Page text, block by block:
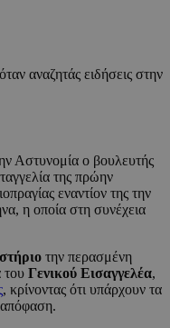
αναζητάς ειδήσεις στην
Αστυνομία ο βουλευτής
της πρώην
εναντίον της την
η οποία στη συνέχεια
την περασμένη
του Γενικού Εισαγγελέα,
, κρίνοντας ότι υπάρχουν τα
απόφαση.